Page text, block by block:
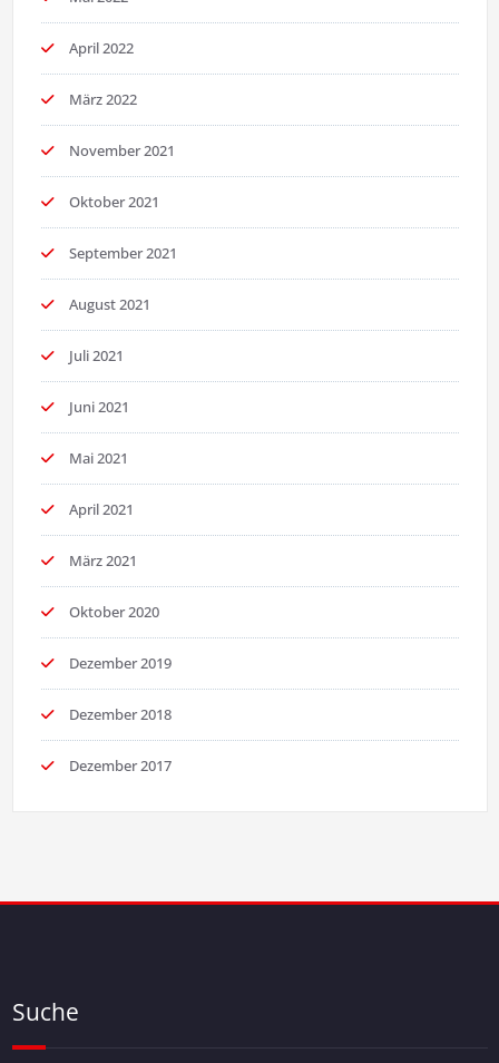
April 2022
März 2022
November 2021
Oktober 2021
September 2021
August 2021
Juli 2021
Juni 2021
Mai 2021
April 2021
März 2021
Oktober 2020
Dezember 2019
Dezember 2018
Dezember 2017
Suche